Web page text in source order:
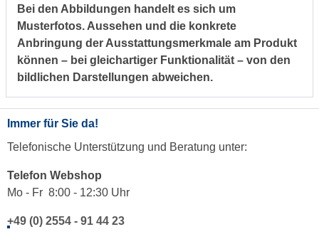
Bei den Abbildungen handelt es sich um
Musterfotos. Aussehen und die konkrete
Anbringung der Ausstattungsmerkmale am Produkt
können – bei g eichartiger Fun ktiona ität – von den
bi d ichen Darste ungen abweichen.
Immer für Sie da!
Telefonische Unterstützung und Beratung unter:
Telefon Webshop
Mo - Fr 8:00 - 12:30 Uhr
+49 (0) 2554 - 91 44 23